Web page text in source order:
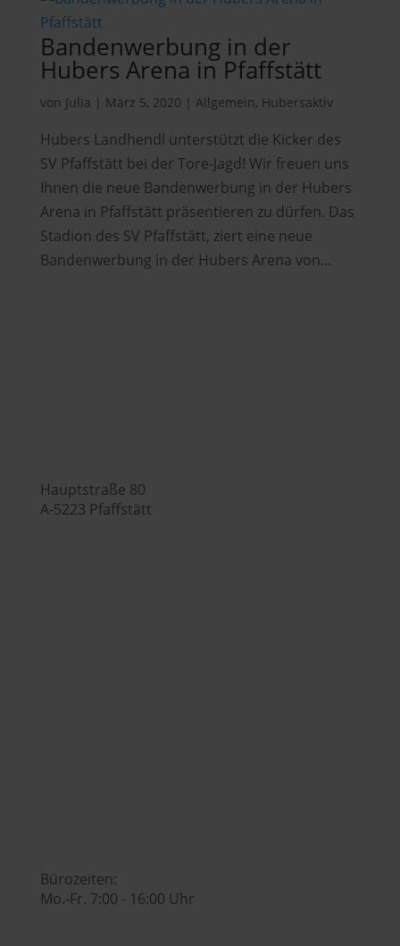
Bandenwerbung in der
Hubers Arena in Pfaffstätt
von Julia | März 5, 2020 | Allgemein, Hubersaktiv
Hubers Landhendl unterstützt die Kicker des
SV Pfaffstätt bei der Tore-Jagd! Wir freuen uns
Ihnen die neue Bandenwerbung in der Hubers
Arena in Pfaffstätt präsentieren zu dürfen. Das
Stadion des SV Pfaffstätt, ziert eine neue
Bandenwerbung in der Hubers Arena von...
Hauptstraße 80
A-5223 Pfaffstätt
Bürozeiten:
Mo.-Fr. 7:00 - 16:00 Uhr